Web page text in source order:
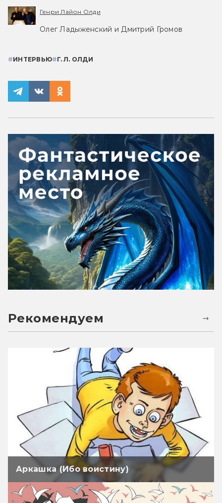
Генри Лайон Олди
Олег Ладыженский и Дмитрий Громов
#ИНТЕРВЬЮ#Г. Л. ОЛДИ
Рекомендуем
Аркашка (Ибо воистину)